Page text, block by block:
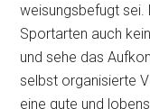
weisungsbefugt sei.
Sportarten auch
und sehe das
selbst organisierte
eine gute und